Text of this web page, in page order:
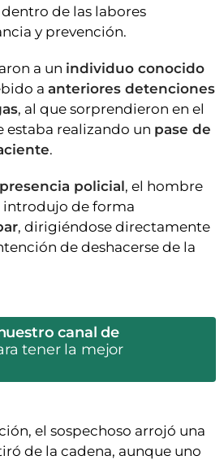
dentro de las labores
y prevención.
a un individuo conocido
a anteriores detenciones
, al que sorprendieron en el
estaba realizando un pase de
.
presencia policial, el hombre
introdujo de forma
, dirigiéndose directamente
de deshacerse de la
canal de
tener la mejor
el sospechoso arrojó una
de la cadena, aunque uno